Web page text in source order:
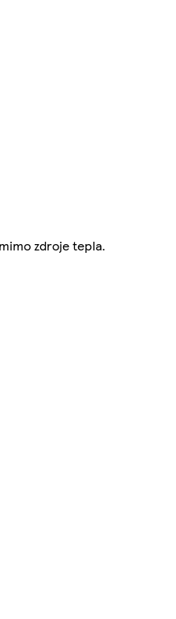
zdroje tepla.